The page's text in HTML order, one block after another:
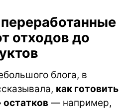
отходов до
блога, в
как готовить
остатков — например,